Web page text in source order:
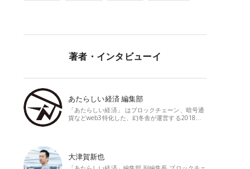
著者・インタビューイ
あたらしい経済 編集部
「あたらしい経済」 はブロックチェーン、暗号通
貨などweb3特化した、幻冬舎が運営する2018…
大津賀新也